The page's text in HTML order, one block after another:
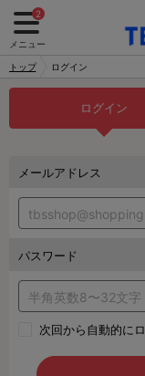
2
メニュー
トップ ログイン
ログイン
メールアドレス
パスワード
次回から自動的に